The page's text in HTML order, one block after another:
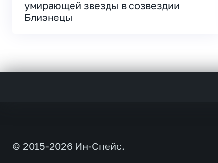
умирающей звезды в созвездии
Близнецы
© 2015-2026 Ин-Спейс.